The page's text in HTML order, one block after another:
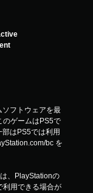
フトウェアを最
のゲームはPS5で
はPS5では利用
bc を
、PlayStationの
利用できる場合が